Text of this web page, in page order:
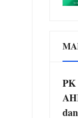
PK